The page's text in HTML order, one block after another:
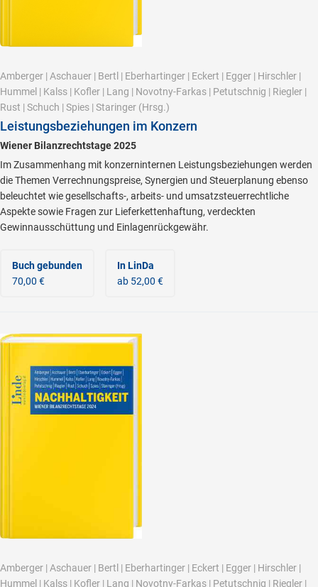
Amberger | Aschauer | Bertl | Eberhartinger | Eckert | Egger | Hirschler |
Hummel | Kalss | Kofler | Lang | Novotny-Farkas | Petutschnig | Riegler |
Rust | Schuch | Spies | Staringer (Hrsg.)
Leistungsbeziehungen im Konzern
Wiener Bilanzrechtstage 2025
Im Zusammenhang mit konzerninternen Leistungsbeziehungen werden
die Themen Verrechnungspreise, Synergien und Steuerplanung ebenso
beleuchtet wie gesellschafts-, arbeits- und umsatzsteuerrechtliche
Aspekte sowie Fragen zur Lieferkettenhaftung, verdeckten
Gewinnausschüttung und Einlagenrückgewähr.
Buch gebunden
70,00 €
In LinDa
ab 52,00 €
Amberger | Aschauer | Bertl | Eberhartinger | Eckert | Egger | Hirschler |
Hummel | Kalss | Kofler | Lang | Novotny-Farkas | Petutschnig | Riegler |